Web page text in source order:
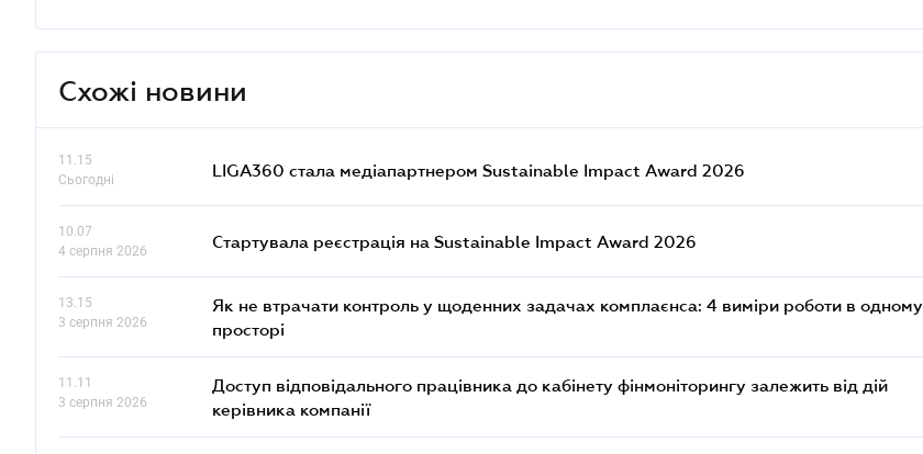
Схожі новини
11.15
Сьогодні
LIGA360 стала медіапартнером Sustainable Impact Award 2026
10.07
4 серпня 2026
Стартувала реєстрація на Sustainable Impact Award 2026
13.15
3 серпня 2026
Як не втрачати контроль у щоденних задачах комплаєнса: 4 виміри роботи в одному
просторі
11.11
3 серпня 2026
Доступ відповідального працівника до кабінету фінмоніторингу залежить від дій
керівника компанії